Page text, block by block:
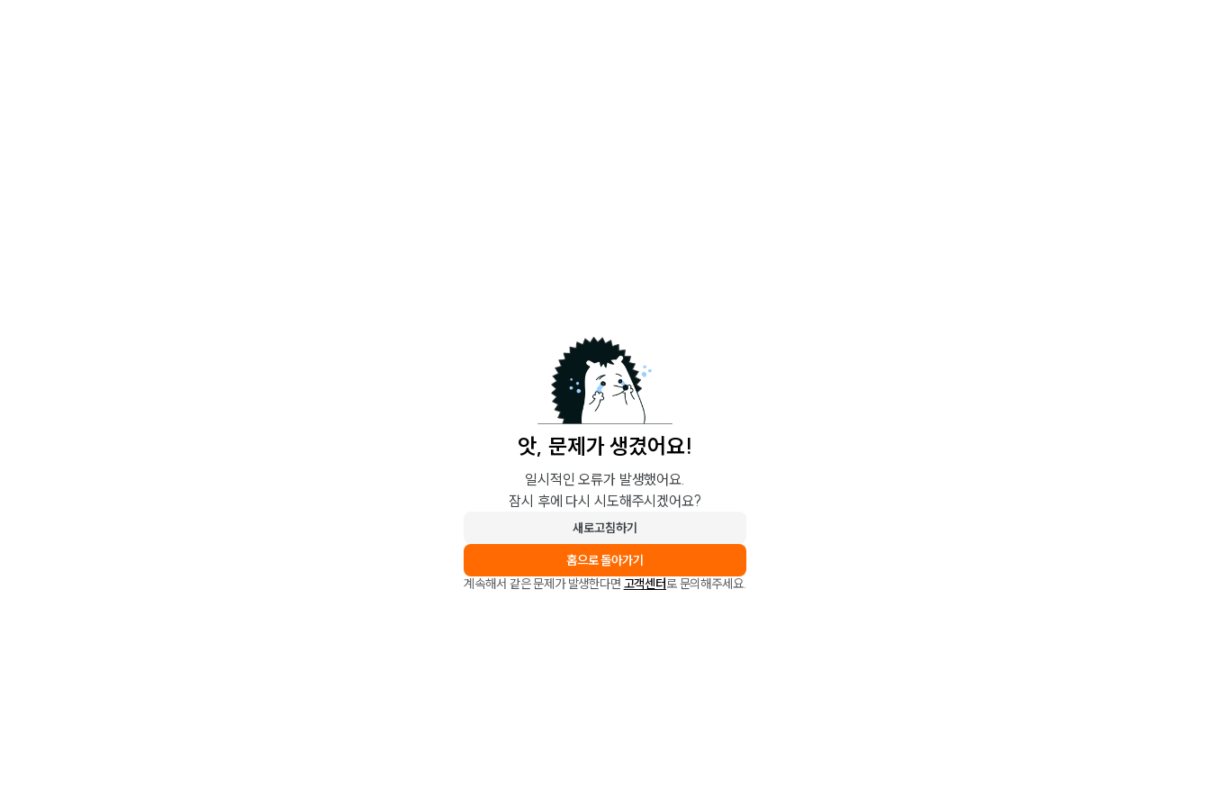
앗, 문제가 생겼어요!
일시적인 오류가 발생했어요.
잠시 후에 다시 시도해주시겠어요?
새로고침하기
홈으로 돌아가기
계속해서 같은 문제가 발생한다면 고객센터로 문의해주세요.